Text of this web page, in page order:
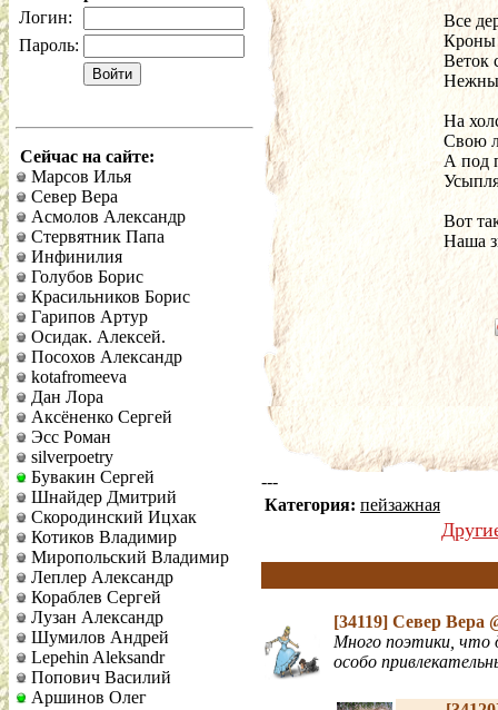
Логин:
Пароль:
Сейчас на сайте:
Марсов Илья
Север Вера
Асмолов Александр
Стервятник Папа
Инфинилия
Голубов Борис
Красильников Борис
Гарипов Артур
Осидак. Алексей.
Посохов Александр
kotafromeeva
Дан Лора
Аксёненко Сергей
Эсс Роман
silverpoetry
Бувакин Сергей
Шнайдер Дмитрий
Скородинский Ицхак
Котиков Владимир
Миропольский Владимир
Леплер Александр
Кораблев Сергей
Лузан Александр
Шумилов Андрей
Lepehin Aleksandr
Попович Василий
Аршинов Олег
Все
Кроны
Веток
На
Свою
А под
Вот
Наша
---
Категория: пейзажная
[34119] Север Вера
Много поэтики, что
особо